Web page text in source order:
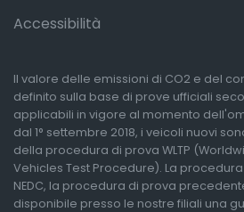
Accessibilità
Il valore delle emissioni di CO2 e del
definito sulla base di prove ufficiali
applicabili in vigore al momento
dal 1° settembre 2018, i veicoli nuovi
della procedura di prova WLTP
Vehicles Test Procedure). La procedura
NEDC, la procedura di prova
disponibile presso le nostre filiali una